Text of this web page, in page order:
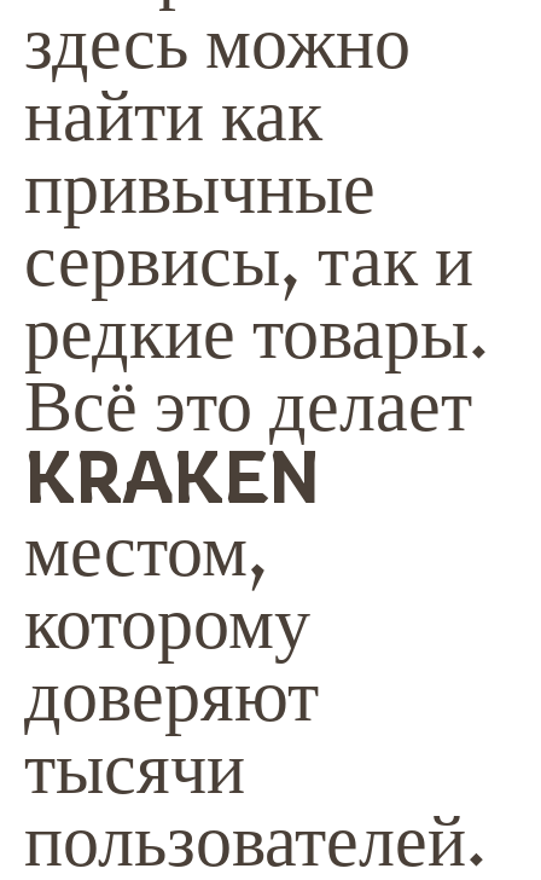
здесь можно
найти как
привычные
сервисы, так и
редкие товары.
Всё это делает
KRAKEN
местом,
которому
доверяют
тысячи
пользователей.